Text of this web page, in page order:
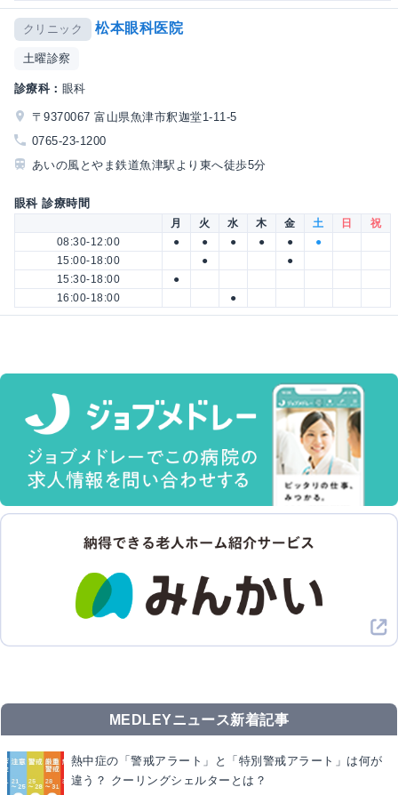
クリニック 松本眼科医院
土曜診察
診療科： 眼科
〒9370067 富山県魚津市釈迦堂1-11-5
0765-23-1200
あいの風とやま鉄道魚津駅より東へ徒歩5分
眼科 診療時間
月 火 水 木 金 土 日
祝
08:30-12:00
● ● ● ● ●
●
15:00-18:00
●
●
15:30-18:00
●
16:00-18:00
●
MEDLEYニュース新着記事
熱中症の「警戒アラート」と「特別警戒アラート」は何が
違う？ クーリングシェルターとは？